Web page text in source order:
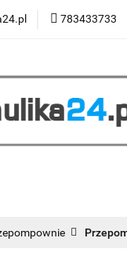
783433733
Łazienka
Wyprzedaż